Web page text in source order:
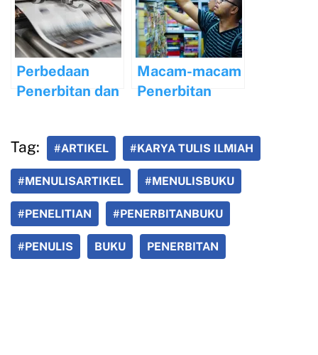
Perbedaan
Penerbitan dan
Macam-macam
Penerbitan
Tag: #ARTIKEL #KARYA TULIS ILMIAH
#MENULISARTIKEL #MENULISBUKU
#PENELITIAN #PENERBITANBUKU
#PENULIS BUKU PENERBITAN